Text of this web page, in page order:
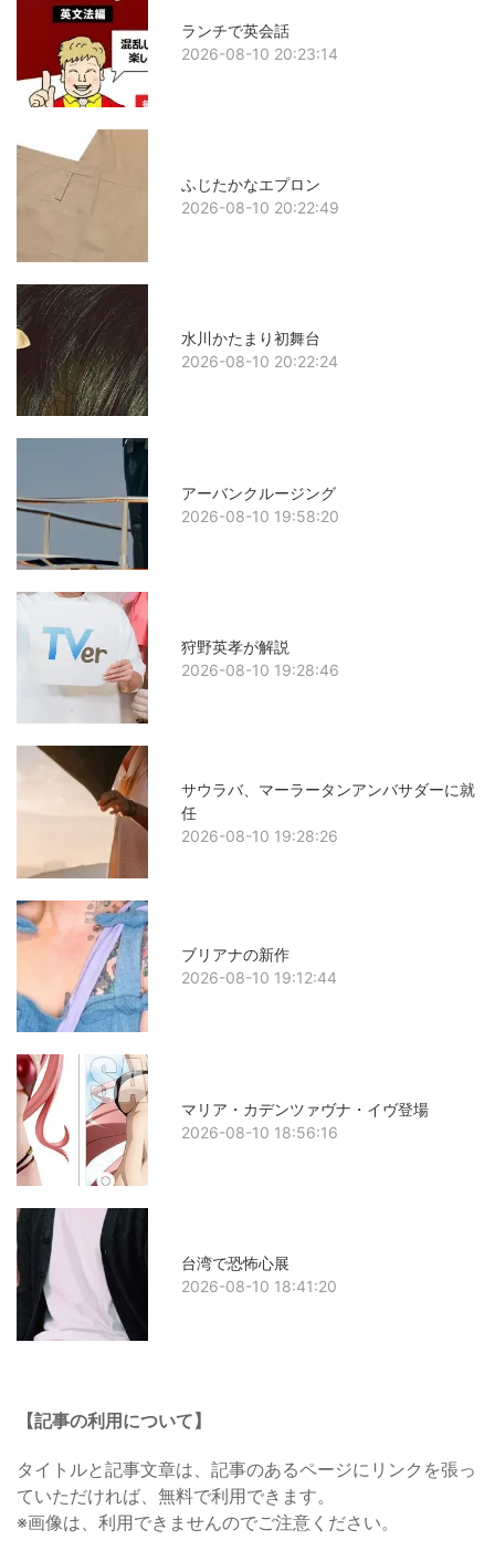
ランチで英会話
2026-08-10 20:23:14
ふじたかなエプロン
2026-08-10 20:22:49
水川かたまり初舞台
2026-08-10 20:22:24
アーバンクルージング
2026-08-10 19:58:20
狩野英孝が解説
2026-08-10 19:28:46
サウラバ、マーラータンアンバサダーに就
任
2026-08-10 19:28:26
ブリアナの新作
2026-08-10 19:12:44
マリア・カデンツァヴナ・イヴ登場
2026-08-10 18:56:16
台湾で恐怖心展
2026-08-10 18:41:20
【記事の利用について】
タイトルと記事文章は、記事のあるページにリンクを張っ
ていただければ、無料で利用できます。
※画像は、利用できませんのでご注意ください。